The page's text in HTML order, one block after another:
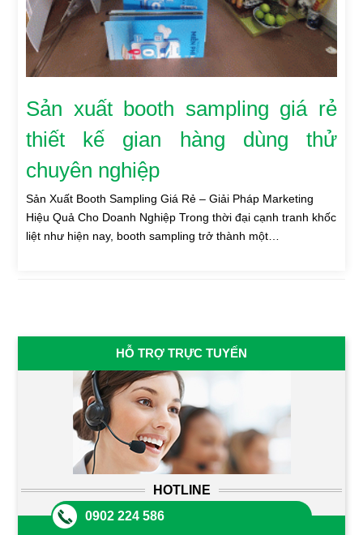
Sản xuất booth sampling giá rẻ
thiết kế gian hàng dùng thử
chuyên nghiệp
Sản Xuất Booth Sampling Giá Rẻ – Giải Pháp Marketing
Hiệu Quả Cho Doanh Nghiệp Trong thời đại cạnh tranh khốc
liệt như hiện nay, booth sampling trở thành một…
HỖ TRỢ TRỰC TUYẾN
HOTLINE
0902 224 586